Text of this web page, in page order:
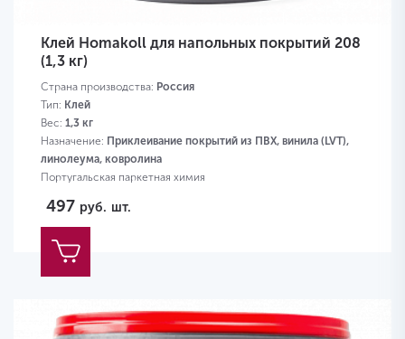
Клей Homakoll для напольных покрытий 208
(1,3 кг)
Страна производства: Россия
Тип: Клей
Вес: 1,3 кг
Назначение: Приклеивание покрытий из ПВХ, винила (LVT),
линолеума, ковролина
Португальская паркетная химия
497 руб. шт.